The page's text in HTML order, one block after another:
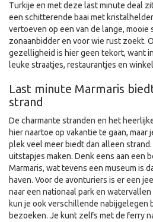
Turkije en met deze last minute deal
een schitterende baai met
vertoeven op een van de lange, mooie
zonaanbidder en voor wie rust zoekt.
gezelligheid is hier geen tekort, want
leuke straatjes, restaurantjes en
Last minute Marmaris
strand
De charmante stranden en het
hier naartoe op vakantie te gaan,
plek veel meer biedt dan alleen
uitstapjes maken. Denk eens aan een
Marmaris, wat tevens een museum is
haven. Voor de avonturiers is er een
naar een nationaal park en
kun je ook verschillende nabijgelegen
bezoeken. Je kunt zelfs met de ferry